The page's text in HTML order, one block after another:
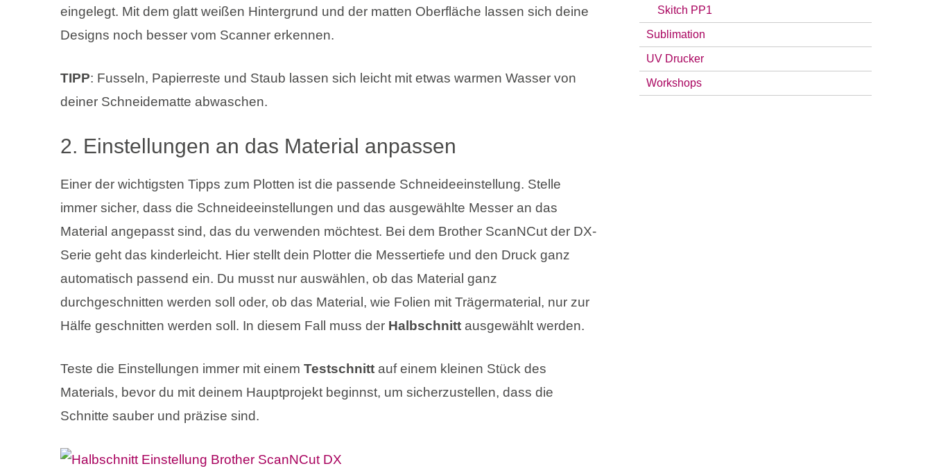
eingelegt. Mit dem glatt weißen Hintergrund und der matten Oberfläche lassen sich deine
Designs noch besser vom Scanner erkennen.
TIPP: Fusseln, Papierreste und Staub lassen sich leicht mit etwas warmen Wasser von
deiner Schneidematte abwaschen.
2. Einstellungen an das Material anpassen
Einer der wichtigsten Tipps zum Plotten ist die passende Schneideeinstellung. Stelle
immer sicher, dass die Schneideeinstellungen und das ausgewählte Messer an das
Material angepasst sind, das du verwenden möchtest. Bei dem Brother ScanNCut der DX-
Serie geht das kinderleicht. Hier stellt dein Plotter die Messertiefe und den Druck ganz
automatisch passend ein. Du musst nur auswählen, ob das Material ganz
durchgeschnitten werden soll oder, ob das Material, wie Folien mit Trägermaterial, nur zur
Hälfe geschnitten werden soll. In diesem Fall muss der Halbschnitt ausgewählt werden.
Teste die Einstellungen immer mit einem Testschnitt auf einem kleinen Stück des
Materials, bevor du mit deinem Hauptprojekt beginnst, um sicherzustellen, dass die
Schnitte sauber und präzise sind.
Skitch PP1
Sublimation
UV Drucker
Workshops